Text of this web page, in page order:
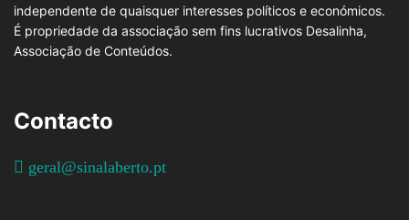
independente de quaisquer interesses políticos e económicos.
É propriedade da associação sem fins lucrativos Desalinha,
Associação de Conteúdos.
Contacto
geral@sinalaberto.pt